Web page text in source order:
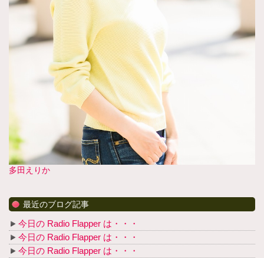
多田えりか
最近のブログ記事
今日の Radio Flapper は・・・
今日の Radio Flapper は・・・
今日の Radio Flapper は・・・